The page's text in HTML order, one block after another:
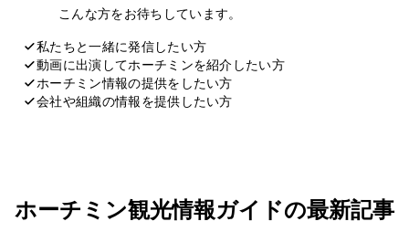
こんな方をお待ちしています。
私たちと一緒に発信したい方
動画に出演してホーチミンを紹介したい方
ホーチミン情報の提供をしたい方
会社や組織の情報を提供したい方
ホーチミン観光情報ガイドの最新記事